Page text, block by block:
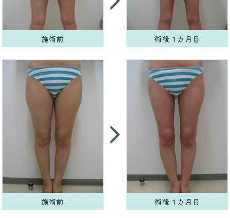
施術前 術後１カ月目
施術前 術後１カ月目